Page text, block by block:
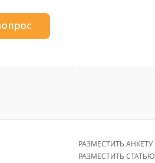
РАЗМЕСТИТЬ АНКЕТУ
РАЗМЕСТИТЬ СТАТЬЮ